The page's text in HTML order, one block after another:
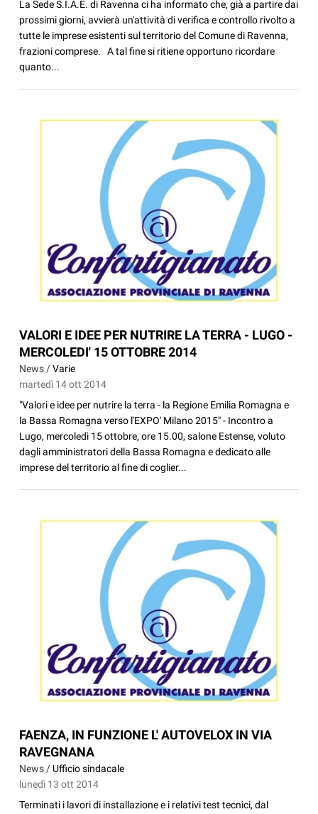
La Sede S.I.A.E. di Ravenna ci ha informato che, già a partire dai
prossimi giorni, avvierà un'attività di verifica e controllo rivolto a
tutte le imprese esistenti sul territorio del Comune di Ravenna,
frazioni comprese. A tal fine si ritiene opportuno ricordare
quanto...
VALORI E IDEE PER NUTRIRE LA TERRA - LUGO -
MERCOLEDI' 15 OTTOBRE 2014
News /Varie
martedì 14 ott 2014
"Valori e idee per nutrire la terra - la Regione Emilia Romagna e
la Bassa Romagna verso l'EXPO' Milano 2015" - Incontro a
Lugo, mercoledì 15 ottobre, ore 15.00, salone Estense, voluto
dagli amministratori della Bassa Romagna e dedicato alle
imprese del territorio al fine di coglier...
FAENZA, IN FUNZIONE L' AUTOVELOX IN VIA
RAVEGNANA
News / Ufficio sindacale
lunedì 13 ott 2014
Terminati i lavori di installazione e i relativi test tecnici, dal